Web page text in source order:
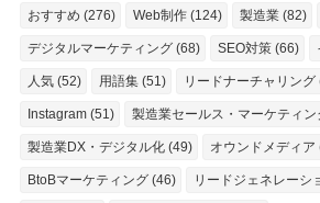
おすすめ (276) Web制作 (124) 製造業 (82)
デジタルマーケティング (68) SEO対策 (66)
人気 (52) 用語集 (51) リードナーチャリング
Instagram (51) 製造業セールス・マーケティン
製造業DX・デジタル化 (49) オウンドメディア
BtoBマーケティング (46) リードジェネレーシ